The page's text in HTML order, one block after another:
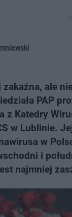
ale
PAP
z Katedry
w Lublinie.
w
i
najmniej